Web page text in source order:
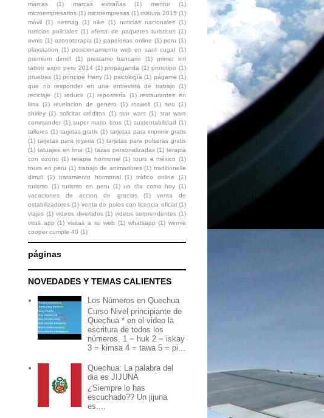
marcas
(1) marcas extrañas (1) mentor
(1)
microempresarios (1) microempresas (1) mistura 2015 (1)
móvil (1) netmag (1) nike (1) noticias nacionales (1)
noticias policiales (1) oferta de paquetes turisticos (1)
ovnis (1) ozonoterapia (1) papelerias online (1) peru (1)
playstation (1) posicionamiento web en sant cugat (1)
premium dirndl
(1) prestamo bancario (1)
primer inti
tattoo expo peru 2014 (1) propaganda (1) prototipo (1)
pruebas (1) príncipe Harry (1) psicología (1) págame (1)
que no responder en una entrevista de trabajo
(1)
reciclaje
(1) reducir (1) repostería (1) restaurantes en
lima (1) revelacion de genero (1) roswell (1) seo
(1)
shirley (1) solicitar créditos (1) star wars (1) star wars
commander (1) super mario bros (1) sustentabilidad (1)
talleres (1) tarjetas gratis (1) tarjetas para imprimir gratis
(1) tarjetas para joyeria (1) tarjetas para pulseras gratis
(1) tatuajes en lima (1) tazas personalizadas (1) terapia
con ozono (1) terapia hormonal (1) tours a méxico (1)
tours en peru (1) trabajo de animadores (1) traditionelle
dirndl
(1) tratamiento hormonal (1) tráfico online
(1)
turismo
(1) turismo en peru (1) un dia como hoy (1)
vacaciones de accion de gracias
(1)
venta de
estabilizadores (1) venta de polos con licencia oficial (1)
viajes (1) videos divertidos (1) videos sorprendentes (1)
virus app (1) visitas a su web (1) whatsapp (1) winnie
cooper cumple 40 (1)
páginas
NOVEDADES Y TEMAS CALIENTES
Los Números en Quechua
Curso Nivel principiante de
Quechua * en el video la
escritura de todos los
números. 1 = huk 2 = iskay
3 = kimsa 4 = tawa 5 = pi...
Quechua: La palabra del
dia es JIJUNA
¿Siempre lo has
escuchado?? Un jijuna
es....